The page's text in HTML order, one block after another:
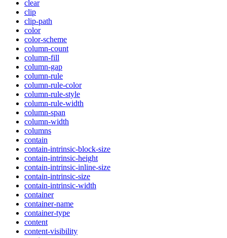
clear
clip
clip-path
color
color-scheme
column-count
column-fill
column-gap
column-rule
column-rule-color
column-rule-style
column-rule-width
column-span
column-width
columns
contain
contain-intrinsic-block-size
contain-intrinsic-height
contain-intrinsic-inline-size
contain-intrinsic-size
contain-intrinsic-width
container
container-name
container-type
content
content-visibility